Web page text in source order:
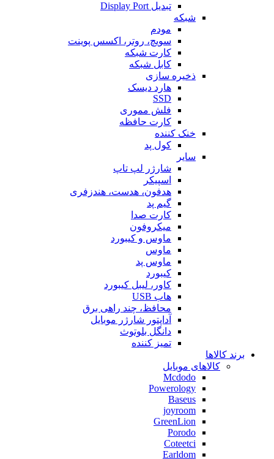
تبدیل Display Port
شبکه
مودم
سویچ، روتر، اکسس پوینت
کارت شبکه
کابل شبکه
ذخیره سازی
هارد دیسک
SSD
فلش مموری
کارت حافظه
خنک کننده
کول پد
سایر
شارژر لپ تاپ
اسپیکر
هدفون، هدست، هندزفری
گیم پد
کارت صدا
میکروفون
ماوس و کیبورد
ماوس
ماوس پد
کیبورد
کاور، لیبل کیبورد
هاب USB
محافظ، چند راهی برق
آداپتور شارژر موبایل
دانگل بلوتوث
تمیز کننده
برند کالاها
کالاهای موبایل
Mcdodo
Powerology
Baseus
joyroom
GreenLion
Porodo
Coteetci
Earldom